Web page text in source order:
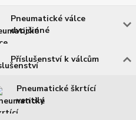
Pneumatické válce
dvojčinné
Příslušenství k válcům
Pneumatické škrtící
ventily